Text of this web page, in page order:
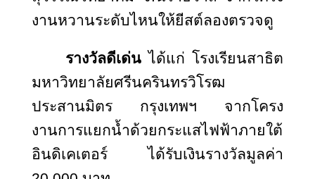
งานหวานระดับไหนให้ยีสต์ลองตรวจดู
รางวัลดีเด่น ได้แก่ โรงเรียนสาธิต
มหาวิทยาลัยศรีนครินทรวิโรฒ
ประสานมิตร กรุงเทพฯ จากโครง
งานการแยกน้ำด้วยกระแสไฟฟ้าภายใต้
อินดิเคเตอร์ ได้รับเงินรางวัลมูลค่า